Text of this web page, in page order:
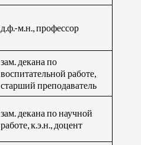
д.ф.-м.н., профессор
зам. декана по
воспитательной работе,
старший преподаватель
зам. декана по научной
работе, к.э.н., доцент